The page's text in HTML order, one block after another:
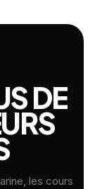
DE
les cours